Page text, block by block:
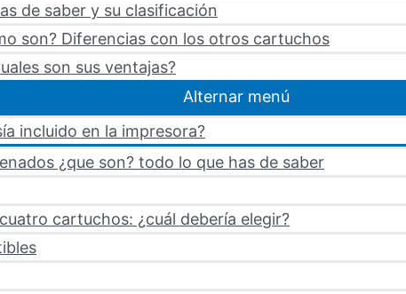
de saber y su clasificación
son? Diferencias con los otros cartuchos
son sus ventajas?
Alternar menú
incluido en la impresora?
¿que son? todo lo que has de saber
cartuchos: ¿cuál debería elegir?